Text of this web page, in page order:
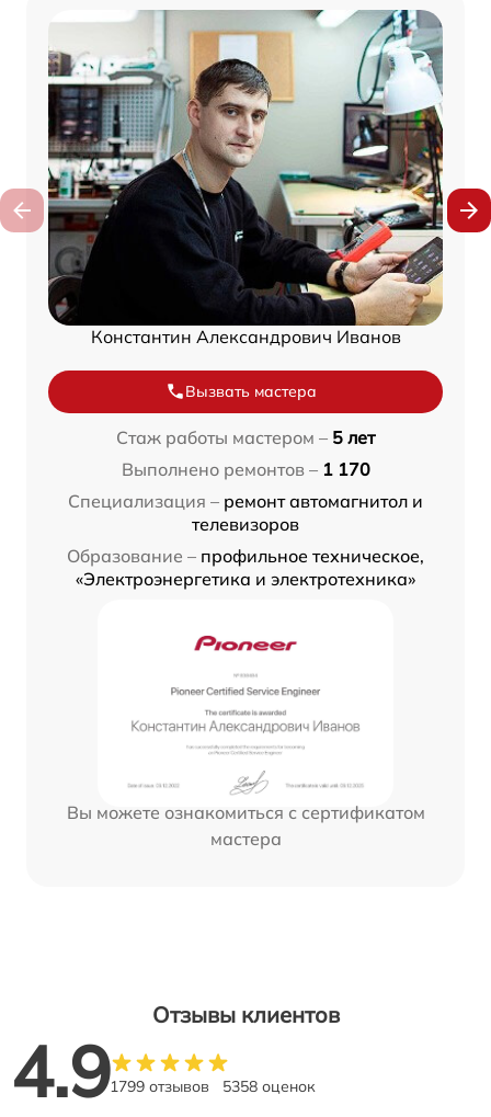
Константин Александрович Иванов
Вызвать мастера
Стаж работы мастером – 5 лет
Выполнено ремонтов – 1 170
Специализация – ремонт автомагнитол и
телевизоров
Образование – профильное техническое,
«Электроэнергетика и электротехника»
Вы можете ознакомиться с сертификатом
мастера
Отзывы клиентов
4.91799 отзывов 5358 оценок